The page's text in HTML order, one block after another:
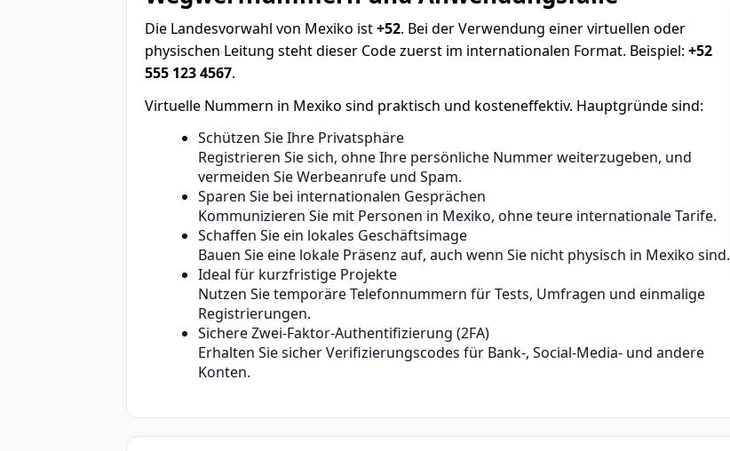
Die Landesvorwahl von Mexiko ist+52. Bei der Verwendung einer virtuellen oder
physischen Leitung steht dieser Code zuerst im internationalen Format. Beispiel: +52
555 123 4567.
Virtuelle Nummern in Mexiko sind praktisch und kosteneffektiv. Hauptgründe sind:
Schützen Sie Ihre Privatsphäre
Registrieren Sie sich, ohne Ihre persönliche Nummer weiterzugeben, und
vermeiden Sie Werbeanrufe und Spam.
Sparen Sie bei internationalen Gesprächen
Kommunizieren Sie mit Personen in Mexiko, ohne teure internationale Tarife.
Schaffen Sie ein lokales Geschäftsimage
Bauen Sie eine lokale Präsenz auf, auch wenn Sie nicht physisch in Mexiko sind.
Ideal für kurzfristige Projekte
Nutzen Sie temporäre Telefonnummern für Tests, Umfragen und einmalige
Registrierungen.
Sichere Zwei-Faktor-Authentifizierung (2FA)
Erhalten Sie sicher Verifizierungscodes für Bank-, Social-Media- und andere
Konten.